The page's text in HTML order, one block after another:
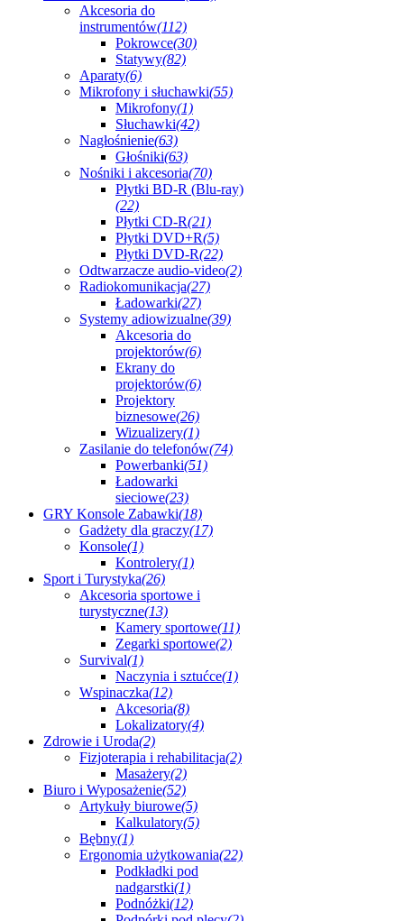
Akcesoria do
instrumentów(112)
Pokrowce(30)
Statywy(82)
Aparaty(6)
Mikrofony i słuchawki(55)
Mikrofony(1)
Słuchawki(42)
Nagłośnienie(63)
Głośniki(63)
Nośniki i akcesoria(70)
Płytki BD-R (Blu-ray)
(22)
Płytki CD-R(21)
Płytki DVD+R(5)
Płytki DVD-R(22)
Odtwarzacze audio-video(2)
Radiokomunikacja(27)
Ładowarki(27)
Systemy adiowizualne(39)
Akcesoria do
projektorów(6)
Ekrany do
projektorów(6)
Projektory
biznesowe(26)
Wizualizery(1)
Zasilanie do telefonów(74)
Powerbanki(51)
Ładowarki
sieciowe(23)
GRY Konsole Zabawki(18)
Gadżety dla graczy(17)
Konsole(1)
Kontrolery(1)
Sport i Turystyka(26)
Akcesoria sportowe i
turystyczne(13)
Kamery sportowe(11)
Zegarki sportowe(2)
Survival(1)
Naczynia i sztućce(1)
Wspinaczka(12)
Akcesoria(8)
Lokalizatory(4)
Zdrowie i Uroda(2)
Fizjoterapia i rehabilitacja(2)
Masażery(2)
Biuro i Wyposażenie(52)
Artykuły biurowe(5)
Kalkulatory(5)
Bębny(1)
Ergonomia użytkowania(22)
Podkładki pod
nadgarstki(1)
Podnóżki(12)